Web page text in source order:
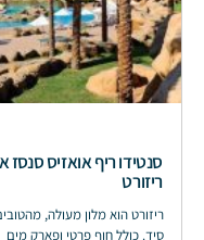
סנטידו ריף אואזיס סנסז
ריזורט
ריזורט הוא מלון מעולה,
סיד. כולל חוף פרטי ופארק מים